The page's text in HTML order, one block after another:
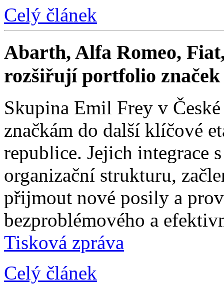
Celý článek
Abarth, Alfa Romeo,
rozšiřují portfolio
Skupina Emil Frey v
značkám do další klíčové
republice. Jejich integrace
organizační strukturu,
přijmout nové posily a
bezproblémového a
Tisková zpráva
Celý článek